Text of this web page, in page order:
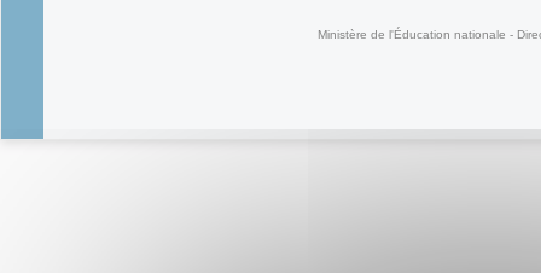
Ministère de l'Éducation nationale -